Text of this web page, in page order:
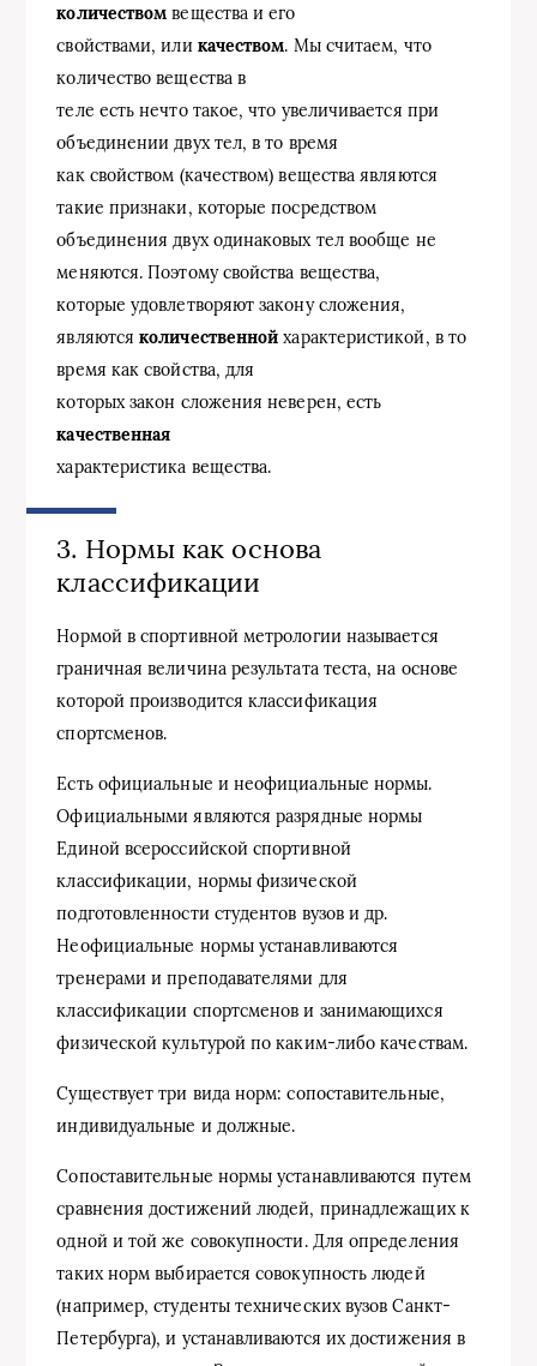
количеством вещества и его
свойствами, или качеством. Мы считаем, что
количество вещества в
теле есть нечто такое, что увеличивается при
объединении двух тел, в то время
как свойством (качеством) вещества являются
такие признаки, которые посредством
объединения двух одинаковых тел вообще не
меняются. Поэтому свойства вещества,
которые удовлетворяют закону сложения,
являютсяколичественной характеристикой, в то
время как свойства, для
которых закон сложения неверен, есть
качественная
характеристика вещества.
3. Нормы как основа
классификации
Нормой в спортивной метрологии называется
граничная величина результата теста, на основе
которой производится классификация
спортсменов.
Есть официальные и неофициальные нормы.
Официальными являются разрядные нормы
Единой всероссийской спортивной
классификации, нормы физической
подготовленности студентов вузов и др.
Неофициальные нормы устанавливаются
тренерами и преподавателями для
классификации спортсменов и занимающихся
физической культурой по каким-либо качествам.
Существует три вида норм: сопоставительные,
индивидуальные и должные.
Сопоставительные нормы устанавливаются путем
сравнения достижений людей, принадлежащих к
одной и той же совокупности. Для определения
таких норм выбирается совокупность людей
(например, студенты технических вузов Санкт-
Петербурга), и устанавливаются их достижения в